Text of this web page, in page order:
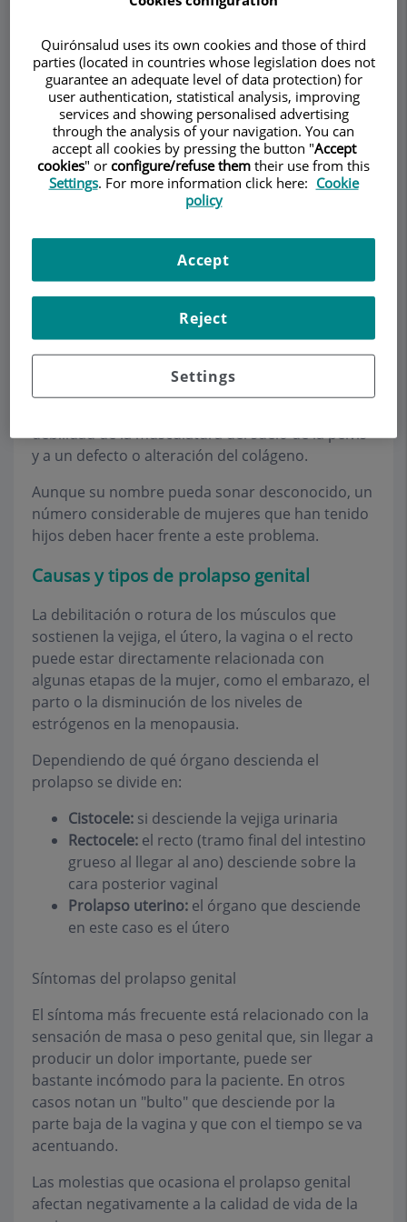
DescripciónServiciosEquipoContactoDatos de interés
Horario
Pedir cita
Prolapso genital
¿Qué es el prolapso genital?
El prolapso genital es eldescenso de uno o varios
de los órganos pélvicos desde su posición
anatómica normal (vejiga de la orina, útero,
debilidad de la musculatura del suelo de la pelvis
y a un defecto o alteración del colágeno.
Aunque su nombre pueda sonar desconocido, un
número considerable de mujeres que han tenido
hijos deben hacer frente a este problema.
Causas y tipos de prolapso genital
La debilitación o rotura de los músculos que
sostienen la vejiga, el útero, la vagina o el recto
puede estar directamente relacionada con
algunas etapas de la mujer, como el embarazo, el
parto o la disminución de los niveles de
estrógenos en la menopausia.
Dependiendo de qué órgano descienda el
prolapso se divide en:
Cistocele: si desciende la vejiga urinaria
Rectocele: el recto (tramo final del intestino
grueso al llegar al ano) desciende sobre la
cara posterior vaginal
Prolapso uterino: el órgano que desciende
en este caso es el útero
Síntomas del prolapso genital
El síntoma más frecuente está relacionado con la
sensación de masa o peso genital que, sin llegar a
producir un dolor importante, puede ser
bastante incómodo para la paciente. En otros
casos notan un "bulto" que desciende por la
parte baja de la vagina y que con el tiempo se va
acentuando.
Las molestias que ocasiona el prolapso genital
afectan negativamente a la calidad de vida de la
Quirónsalud uses its own cookies and those of third
parties (located in countries whose legislation does not
guarantee an adequate level of data protection) for
user authentication, statistical analysis, improving
services and showing personalised advertising
through the analysis of your navigation. You can
accept all cookies by pressing the button "Accept
cookies" or configure/refuse them their use from this
Settings. For more information click here: Cookie
policy
Settings
Reject
Accept